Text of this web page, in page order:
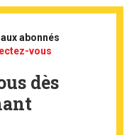
abonnés
vous
dès